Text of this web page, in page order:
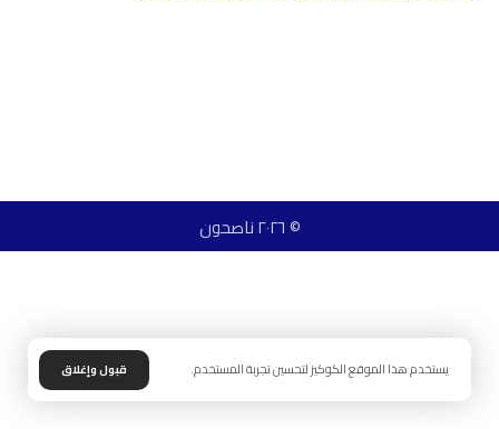
© ٢٠٢٦ ناصحون
يستخدم هذا الموقع الكوكيز لتحسين تجربة المستخدم. قبول وإغلاق